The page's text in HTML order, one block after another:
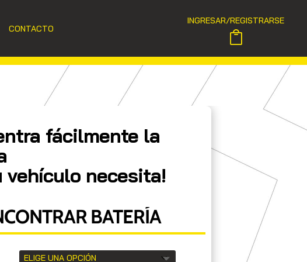
CONTACTO
INGRESAR/REGISTRARSE
fácilmente la
vehículo necesita!
BATERÍA